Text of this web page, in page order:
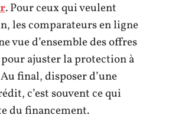
. Pour ceux qui veulent
les comparateurs en ligne
vue d’ensemble des offres
ajuster la protection à
final, disposer d’une
c’est souvent ce qui
du financement.